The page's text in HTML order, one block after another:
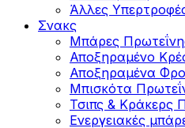
Άλλες
Σνακς
Μπάρες
Αποξηραμένο
Αποξηραμένα
Μπισκότα
Τσιπς & Kράκερς
Ενεργειακές